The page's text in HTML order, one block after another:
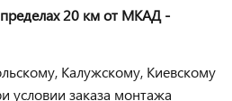
20 км от МКАД -
Калужскому, Киевскому
условии заказа монтажа